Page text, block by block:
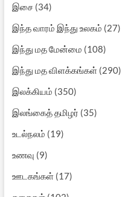
இசை(34)
இந்த வாரம் இந்து உலகம் (27)
இந்து மத மேன்மை (108)
இந்து மத விளக்கங்கள்(290)
இலக்கியம் (350)
இலங்கைத் தமிழர் (35)
உடல்நலம் (19)
உணவு (9)
ஊடகங்கள்(17)